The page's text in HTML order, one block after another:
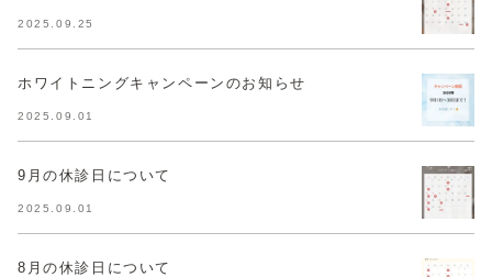
2025.09.25
ホワイトニングキャンペーンのお知らせ
2025.09.01
9月の休診日について
2025.09.01
8月の休診日について